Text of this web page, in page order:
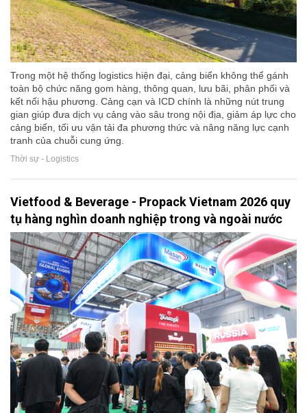
Trong một hệ thống logistics hiện đại, cảng biển không thể gánh
toàn bộ chức năng gom hàng, thông quan, lưu bãi, phân phối và
kết nối hậu phương. Cảng cạn và ICD chính là những nút trung
gian giúp đưa dịch vụ cảng vào sâu trong nội địa, giảm áp lực cho
cảng biển, tối ưu vận tải đa phương thức và nâng năng lực cạnh
tranh của chuỗi cung ứng.
Thời sự - Logistics
Vietfood & Beverage - Propack Vietnam 2026 quy
tụ hàng nghìn doanh nghiệp trong và ngoài nước